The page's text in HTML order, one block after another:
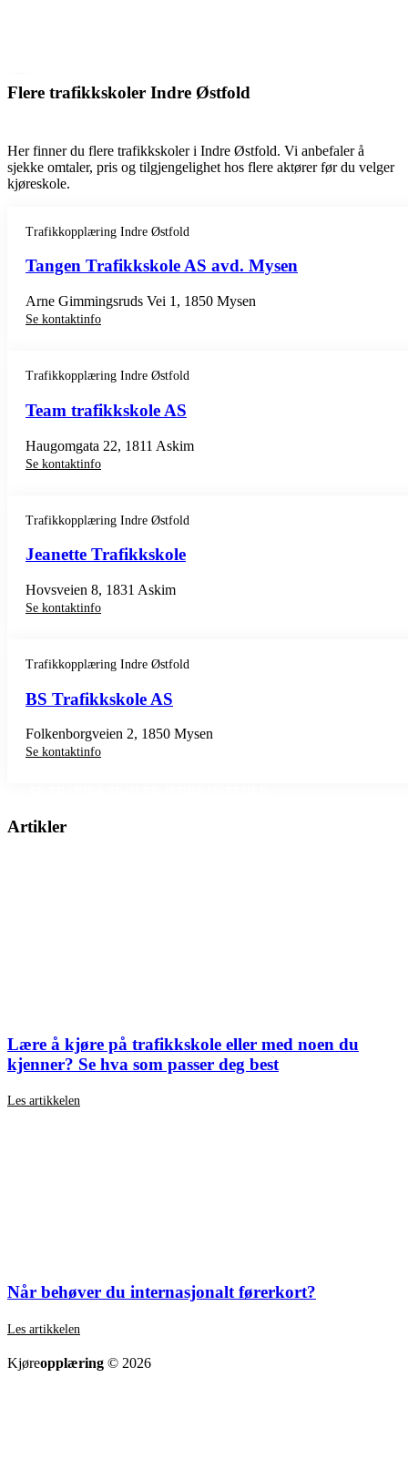
Flere trafikkskoler Indre Østfold
Her finner du flere trafikkskoler i Indre Østfold. Vi anbefaler å
sjekke omtaler, pris og tilgjengelighet hos flere aktører før du velger
kjøreskole.
Trafikkopplæring Indre Østfold
Tangen Trafikkskole AS avd. Mysen
Arne Gimmingsruds Vei 1, 1850 Mysen
Se kontaktinfo
Trafikkopplæring Indre Østfold
Team trafikkskole AS
Haugomgata 22, 1811 Askim
Se kontaktinfo
Trafikkopplæring Indre Østfold
Jeanette Trafikkskole
Hovsveien 8, 1831 Askim
Se kontaktinfo
Trafikkopplæring Indre Østfold
BS Trafikkskole AS
Folkenborgveien 2, 1850 Mysen
Se kontaktinfo
Artikler
Lære å kjøre på trafikkskole eller med noen du
kjenner? Se hva som passer deg best
Les artikkelen
Når behøver du internasjonalt førerkort?
Les artikkelen
Kjøreopplæring © 2026